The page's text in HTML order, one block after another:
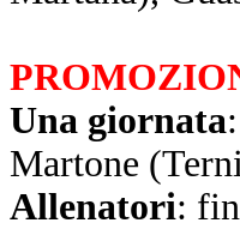
Una giornata
Martone
Allenatori: